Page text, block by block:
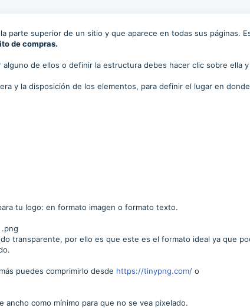
parte superior de un sitio y que aparece en todas sus páginas.
de compras.
de ellos o definir la estructura debes hacer clic sobre ella y
y la disposición de los elementos, para definir el lugar en
tu logo: en formato imagen o formato texto.
transparente, por ello es que este es el formato ideal ya que
puedes comprimirlo desde https://tinypng.com/ o
como mínimo para que no se vea pixelado.